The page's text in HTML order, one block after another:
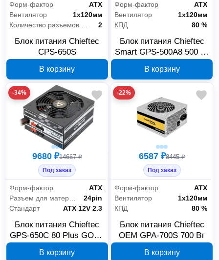
Форм-фактор
АТХ
Вентилятор
1х120мм
2
Блок питания Chieftec
CPS-650S
В корзину
Форм-фактор
АТХ
Вентилятор
1х120мм
КПД
80 %
Блок питания Chieftec
Smart GPS-500A8 500 Вт
В корзину
-34%
9680 ₽14667 ₽
Под заказ
Форм-фактор
АТХ
24pin
Стандарт
ATX 12V 2.3
Блок питания Chieftec
GPS-650C 80 Plus GOLD
В корзину
-22%
6587 ₽8445 ₽
Под заказ
Форм-фактор
АТХ
Вентилятор
1х120мм
КПД
80 %
Блок питания Chieftec
OEM GPA-700S 700 Вт
В корзину